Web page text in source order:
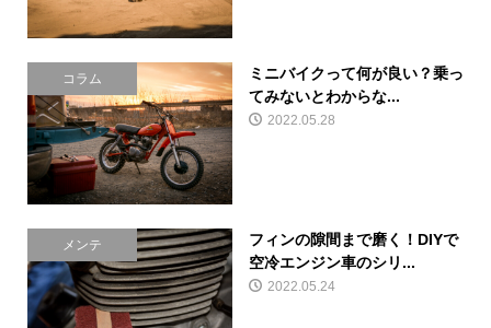
コラム
ミニバイクって何が良い？乗っ
てみないとわからな...
2022.05.28
メンテ
フィンの隙間まで磨く！DIYで
空冷エンジン車のシリ...
2022.05.24